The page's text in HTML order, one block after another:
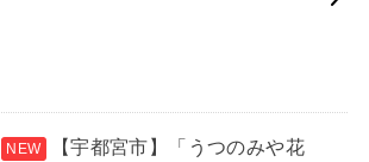
【宇都宮市】「うつのみや花